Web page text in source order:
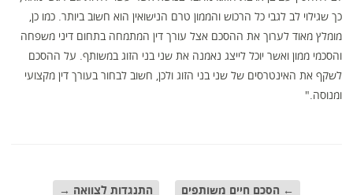
כך שגילוי לב לגבי כל הרכוש והממון טרם הנישואין הוא חשוב ביותר. כמו כן,
מומלץ מאוד לערוך את ההסכם אצל עורך דין המתמחה בתחום דיני משפחה
והסכמי ממון ואשר יוכל לייצג נאמנה את שני בני הזוג במשותף. על ההסכם
לשקף את האינטרסים של שני בני הזוג ולכן, חשוב לבחור בעורך דין מקצועי
ומנוסה."
← הסכם חיים משותפים התנגדות לצוואה →